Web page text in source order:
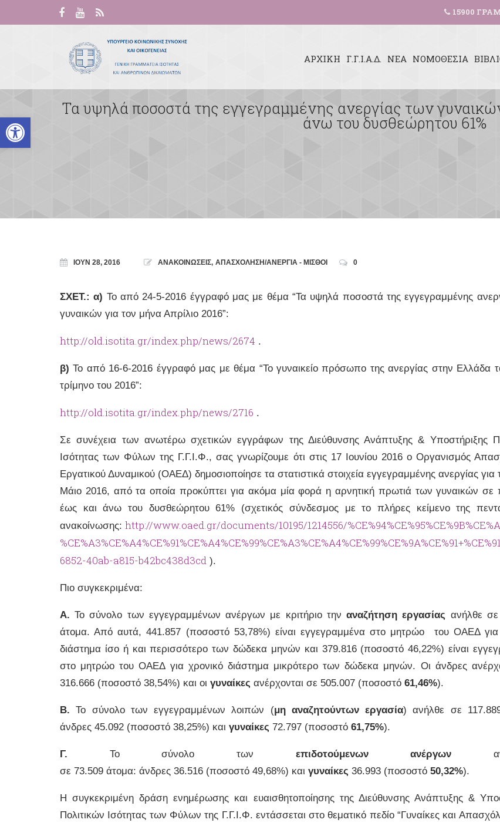
Ανοίξτε τη γραμμή εργαλείων
15900
ΑΡΧΙΚΗ Γ.Γ.Ι.Α.Δ. ΝΕΑ ΝΟΜΟΘΕΣΙΑ
Τα υψηλά ποσοστά της εγγεγραμμένης ανεργίας των
άνω του δυσθεώρητου 61%
ΙΟΎΝ 28, 2016 ΑΝΑΚΟΙΝΩΣΕΙΣ, ΑΠΑΣΧΟΛΗΣΗ/ΑΝΕΡΓΙΑ - ΜΙΣΘΟΙ 0
ΣΧΕΤ.: α) Το από 24-5-2016 έγγραφό μας με θέμα “Τα υψηλά ποσοστά της εγγεγραμμένης
γυναικών για τον μήνα Απρίλιο 2016”:
http://old.isotita.gr/index.php/news/2674 .
β) Το από 16-6-2016 έγγραφό μας με θέμα “Το γυναικείο πρόσωπο της ανεργίας στην Ελλάδα
τρίμηνο του 2016”:
http://old.isotita.gr/index.php/news/2716 .
Σε συνέχεια των ανωτέρω σχετικών εγγράφων της Διεύθυνσης Ανάπτυξης & Υποστήριξης
Ισότητας των Φύλων της Γ.Γ.Ι.Φ., σας γνωρίζουμε ότι στις 17 Ιουνίου 2016 ο Οργανισμός
Εργατικού Δυναμικού (ΟΑΕΔ) δημοσιοποίησε τα στατιστικά στοιχεία εγγεγραμμένης ανεργίας για
Μάιο 2016, από τα οποία προκύπτει για ακόμα μία φορά η αρνητική πρωτιά των γυναικών σε
έως και άνω του δυσθεώρητου 61% (σχετικός σύνδεσμος με το πλήρες κείμενο της
ανακοίνωσης: http://www.oaed.gr/documents/10195/1214556/
6852-40ab-a815-b42bc438d3cd ).
Πιο συγκεκριμένα:
A. Το σύνολο των εγγεγραμμένων ανέργων με κριτήριο τηναναζήτηση εργασίας ανήλθε
άτομα. Από αυτά, 441.857 (ποσοστό 53,78%) είναι εγγεγραμμένα στο μητρώο του ΟΑΕΔ για
διάστημα ίσο ή και περισσότερο των δώδεκα μηνών και 379.816 (ποσοστό 46,22%) είναι
στο μητρώο του ΟΑΕΔ για χρονικό διάστημα μικρότερο των δώδεκα μηνών. Οι άνδρες
316.666 (ποσοστό 38,54%) και οι γυναίκες ανέρχονται σε 505.007 (ποσοστό 61,46%).
B. Το σύνολο των εγγεγραμμένων λοιπών (μη αναζητούντων εργασία) ανήλθε σε
άνδρες 45.092 (ποσοστό 38,25%) και γυναίκες 72.797 (ποσοστό 61,75%).
Γ. Το σύνολο των επιδοτούμενων ανέργων
σε 73.509 άτομα: άνδρες 36.516 (ποσοστό 49,68%) και γυναίκες 36.993 (ποσοστό 50,32%).
Η συγκεκριμένη δράση ενημέρωσης και ευαισθητοποίησης της Διεύθυνσης Ανάπτυξης &
Πολιτικών Ισότητας των Φύλων της Γ.Γ.Ι.Φ. εντάσσεται στο θεματικό πεδίο “Γυναίκες και